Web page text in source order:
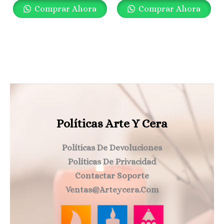
Comprar Ahora
Comprar Ahora
Políticas Arte Y Cera
Políticas De Devoluciones
Políticas De Privacidad
Contactar Soporte
Ventas@arteycera.com